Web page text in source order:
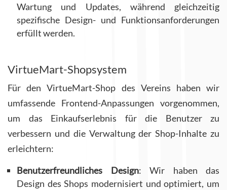
Wartung und Updates, während gleichzeitig
spezifische Design- und Funktionsanforderungen
erfüllt werden.
VirtueMart-Shopsystem
Für den VirtueMart-Shop des Vereins haben wir
umfassende Frontend-Anpassungen vorgenommen,
um das Einkaufserlebnis für die Benutzer zu
verbessern und die Verwaltung der Shop-Inhalte zu
erleichtern:
Benutzerfreundliches Design: Wir haben das
Design des Shops modernisiert und optimiert, um